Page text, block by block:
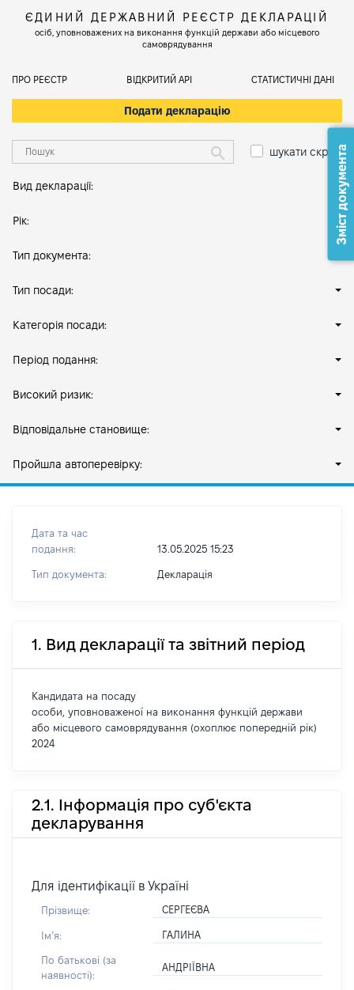
ЄДИНИЙ ДЕРЖАВНИЙ РЕЄСТР ДЕКЛАРАЦІЙ
осіб, уповноважених на виконання функцій держави або місцевого
самоврядування
ПРО РЕЄСТР ВІДКРИТИЙ АРІ СТАТИСТИЧНІ ДАНІ
Подати декларацію
шукати скрізь
Вид декларації:
Рік:
Тип документа:
Тип посади:
Категорія посади:
Період подання:
Високий ризик:
Відповідальне становище:
Пройшла автоперевірку:
Дата та час
подання:
13.05.2025 15:23
Тип документа: Декларація
1. Вид декларації та звітний період
Кандидата на посаду
особи, уповноваженої на виконання функцій держави
або місцевого самоврядування (охоплює попередній рік)
2024
2.1. Інформація про суб'єкта
декларування
Для ідентифікації в Україні
Прізвище: СЕРГЕЄВА
Імʼя: ГАЛИНА
По батькові (за
наявності):
АНДРІЇВНА
Зміст документа